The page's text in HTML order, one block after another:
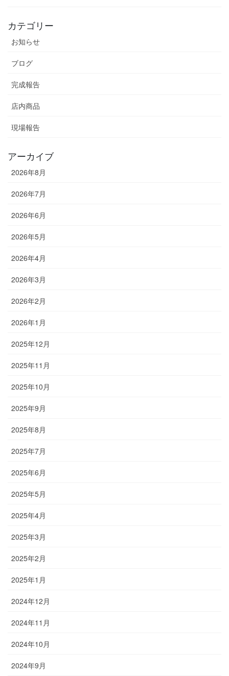
カテゴリー
お知らせ
ブログ
完成報告
店内商品
現場報告
アーカイブ
2026年8月
2026年7月
2026年6月
2026年5月
2026年4月
2026年3月
2026年2月
2026年1月
2025年12月
2025年11月
2025年10月
2025年9月
2025年8月
2025年7月
2025年6月
2025年5月
2025年4月
2025年3月
2025年2月
2025年1月
2024年12月
2024年11月
2024年10月
2024年9月